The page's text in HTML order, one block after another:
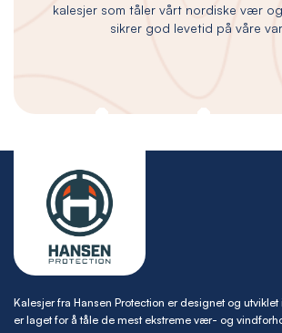
kalesjer som tåler vårt nordiske vær
sikrer god levetid på våre
Kalesjer fra Hansen Protection er designet og
er laget for å tåle de mest ekstreme vær- og